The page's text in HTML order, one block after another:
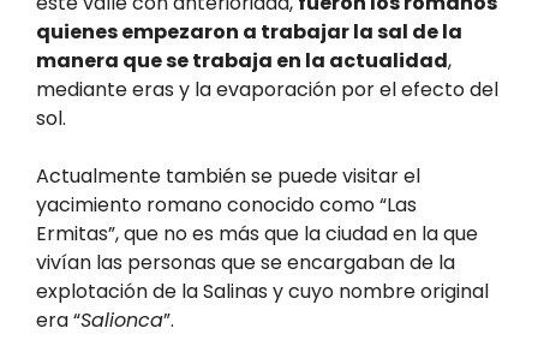
quienes empezaron a trabajar la sal de la
manera que se trabaja en la actualidad,
mediante eras y la evaporación por el efecto del
sol.
Actualmente también se puede visitar el
yacimiento romano conocido como “Las
Ermitas”, que no es más que la ciudad en la que
vivían las personas que se encargaban de la
explotación de la Salinas y cuyo nombre original
era “Salionca”.